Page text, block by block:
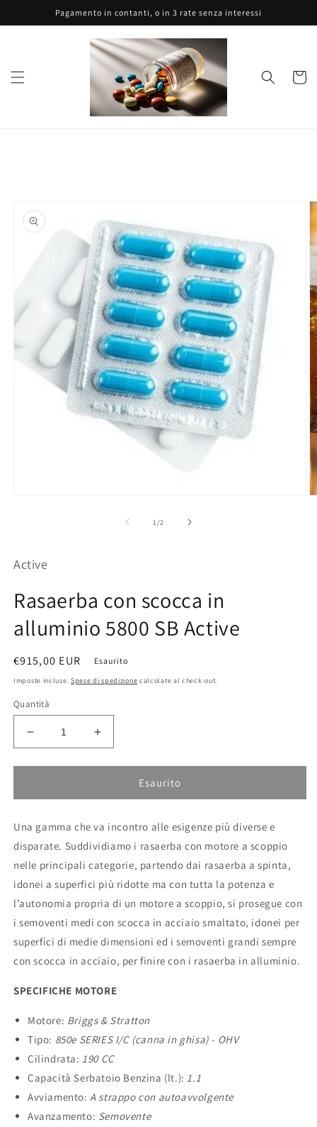
direttamente
ai contenuti
Pagamento in contanti, o in 3 rate senza interessi
Carrello
informazioni
sul prodotto
modale
1 /su2
Active
Rasaerba con scocca in
alluminio 5800 SB Active
Prezzo
di
€915,00 EUR Esaurito
Imposte incluse. Spese di spedizione calcolate al check-out.
Quantità
Diminuisci
quantità
per
con
in
alluminio
SB
Active
Aumenta
quantità
per
Rasaerba
con
in
alluminio
SB
Active
Esaurito
Una gamma che va incontro alle esigenze più diverse e
disparate. Suddividiamo i rasaerba con motore a scoppio
nelle principali categorie, partendo dai rasaerba a spinta,
idonei a superfici più ridotte ma con tutta la potenza e
l’autonomia propria di un motore a scoppio, si prosegue con
i semoventi medi con scocca in acciaio smaltato, idonei per
superfici di medie dimensioni ed i semoventi grandi sempre
con scocca in acciaio, per finire con i rasaerba in alluminio.
SPECIFICHE MOTORE
Motore: Briggs & Stratton
Tipo: 850e SERIES I/C (canna in ghisa) - OHV
Cilindrata: 190 CC
Capacità Serbatoio Benzina (lt.): 1.1
Avviamento: A strappo con autoavvolgente
Avanzamento: Semovente